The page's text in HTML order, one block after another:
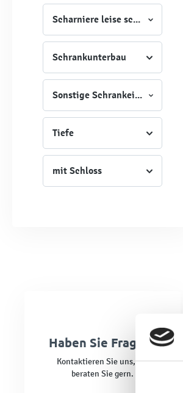
Scharniere leise schließend
Schrankunterbau
Sonstige Schrankeigenschaften
Tiefe
mit Schloss
Haben Sie Fragen?
Kontaktieren Sie uns, wir
beraten Sie gern.